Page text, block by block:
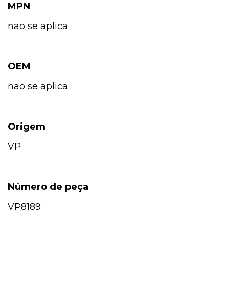
MPN
nao se aplica
OEM
nao se aplica
Origem
VP
Número de peça
VP8189